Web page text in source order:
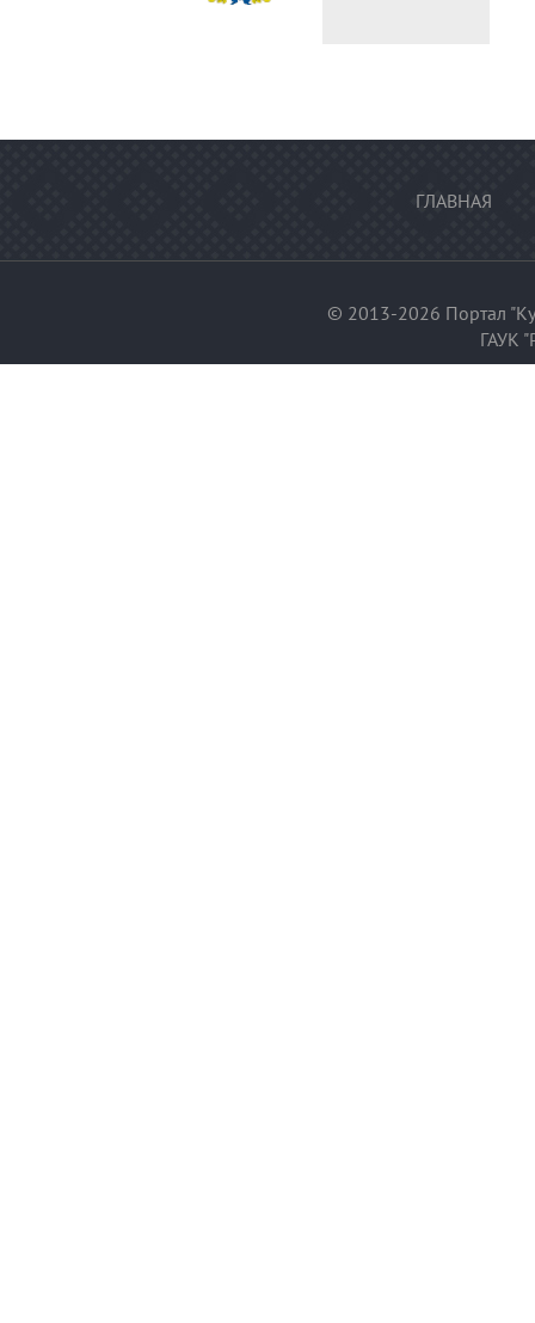
ГЛАВНАЯ
© 2013-2026 Портал
ГАУК